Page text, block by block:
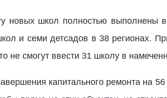
новых школ полностью выполнены
и семи детсадов в 38 регионах.
не смогут ввести 31 школу в
капитального ремонта на